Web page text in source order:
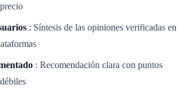
: Síntesis de las opiniones verificadas en
: Recomendación clara con puntos